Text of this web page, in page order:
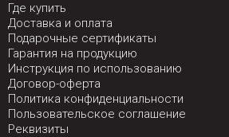
Где купить
Доставка и оплата
Подарочные сертификаты
Гарантия на продукцию
Инструкция по использованию
Договор-оферта
Политика конфиденциальности
Пользовательское соглашение
Реквизиты